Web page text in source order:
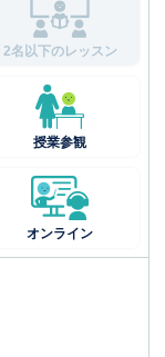
2名以下のレッスン
授業参観
オンライン